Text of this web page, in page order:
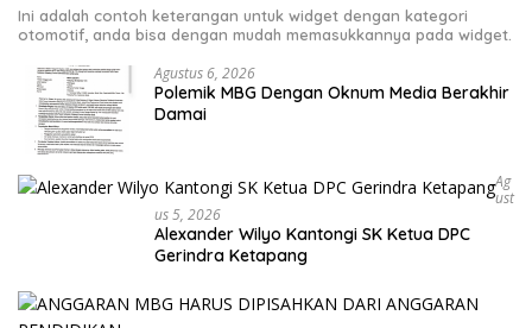
Ini adalah contoh keterangan untuk widget dengan kategori
otomotif, anda bisa dengan mudah memasukkannya pada widget.
Agustus 6, 2026
Polemik MBG Dengan Oknum Media Berakhir
Damai
Ag
Ust
Us 5, 2026
Alexander Wilyo Kantongi SK Ketua DPC
Gerindra Ketapang